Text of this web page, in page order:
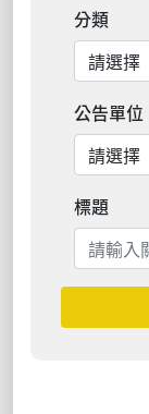
分類
公告單位
標題
搜尋